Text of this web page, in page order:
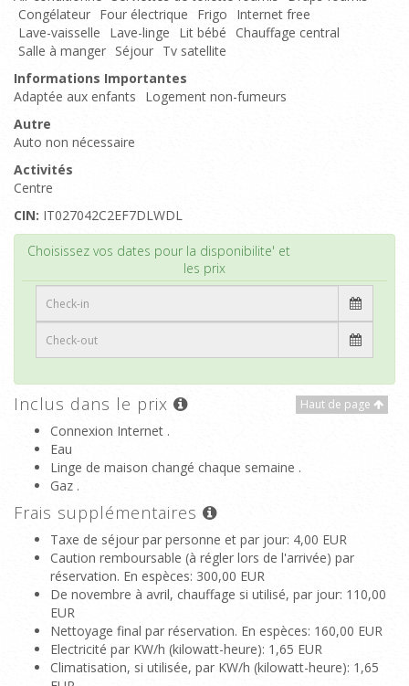
Congélateur Four électrique Frigo
Internet free
Lave-vaisselle
Lave-linge Lit bébé Chauffage central
Salle à manger Séjour Tv satellite
Informations Importantes
Adaptée aux enfants
Logement non-fumeurs
Autre
Auto non nécessaire
Activités
Centre
CIN: IT027042C2EF7DLWDL
Choisissez vos dates pour la disponibilite' et
les prix
Haut de page
Inclus dans le prix
Connexion Internet .
Eau
Linge de maison changé chaque semaine .
Gaz .
Frais supplémentaires
Taxe de séjour par personne et par jour: 4,00 EUR
Caution remboursable (à régler lors de l'arrivée) par
réservation. En espèces: 300,00 EUR
De novembre à avril, chauffage si utilisé, par jour: 110,00
EUR
Nettoyage final par réservation. En espèces: 160,00 EUR
Electricité par KW/h (kilowatt-heure): 1,65 EUR
Climatisation, si utilisée, par KW/h (kilowatt-heure): 1,65